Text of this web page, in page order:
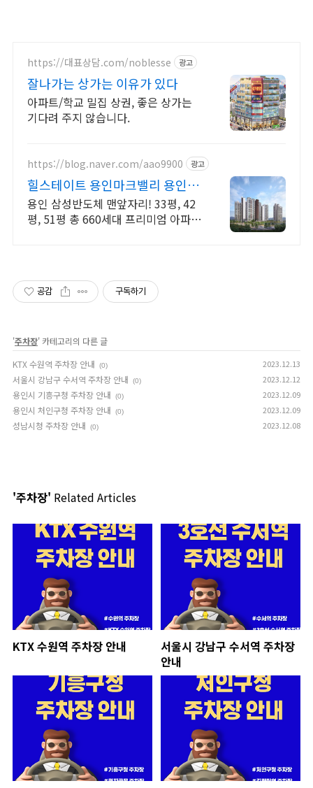
https://대표상담.com/noblesse 광고
잘나가는 상가는 이유가 있다
아파트/학교 밀집 상권, 좋은 상가는
기다려 주지 않습니다.
https://blog.naver.com/aao9900 광고
힐스테이트 용인마크밸리 용인 힐
스테이트 특별혜택!
용인 삼성반도체 맨앞자리! 33평, 42
평, 51평 총 660세대 프리미엄 아파트
공감 구독하기
'주차장' 카테고리의 다른 글
KTX 수원역 주차장 안내
(0) 2023.12.13
서울시 강남구 수서역 주차장 안내 (0) 2023.12.12
용인시 기흥구청 주차장 안내 (0) 2023.12.09
용인시 처인구청 주차장 안내 (0) 2023.12.09
성남시청 주차장 안내 (0) 2023.12.08
'주차장' Related Articles
KTX 수원역 주차장 안내
서울시 강남구 수서역 주차장
안내